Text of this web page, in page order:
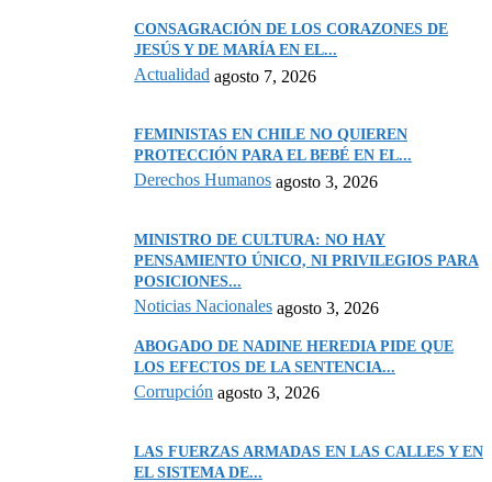
CONSAGRACIÓN DE LOS CORAZONES DE
JESÚS Y DE MARÍA EN EL...
Actualidad agosto 7, 2026
FEMINISTAS EN CHILE NO QUIEREN
PROTECCIÓN PARA EL BEBÉ EN EL...
Derechos Humanos agosto 3, 2026
MINISTRO DE CULTURA: NO HAY
PENSAMIENTO ÚNICO, NI PRIVILEGIOS PARA
POSICIONES...
Noticias Nacionales agosto 3, 2026
ABOGADO DE NADINE HEREDIA PIDE QUE
LOS EFECTOS DE LA SENTENCIA...
Corrupción agosto 3, 2026
LAS FUERZAS ARMADAS EN LAS CALLES Y EN
EL SISTEMA DE...